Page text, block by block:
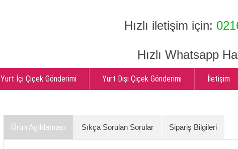
Hızlı iletişim için:
Hızlı Whatsapp
Yurt İçi Çiçek Gönderimi Yurt Dışı Çiçek Gönderimi İletişim
Ürün Açıklaması Sıkça Sorulan Sorular Sipariş Bilgileri